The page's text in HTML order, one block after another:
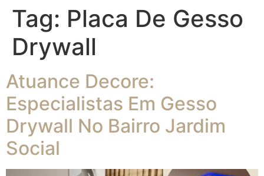
Tag: Placa De Gesso
Drywall
Atuance Decore:
Especialistas Em Gesso
Drywall No Bairro Jardim
Social